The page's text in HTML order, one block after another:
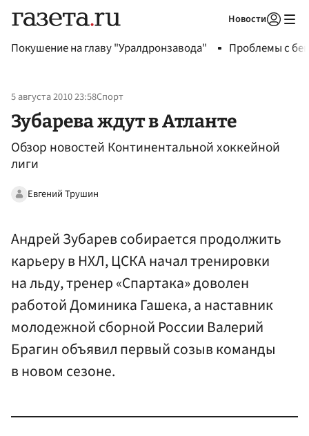
Новости
Покушение на главу "Уралдронзавода" Проблемы с
5 августа 2010 23:58Спорт
Зубарева ждут в Атланте
Обзор новостей Континентальной хоккейной
лиги
Евгений Трушин
Андрей Зубарев собирается продолжить
карьеру в НХЛ, ЦСКА начал тренировки
на льду, тренер «Спартака» доволен
работой Доминика Гашека, а наставник
молодежной сборной России Валерий
Брагин объявил первый созыв команды
в новом сезоне.